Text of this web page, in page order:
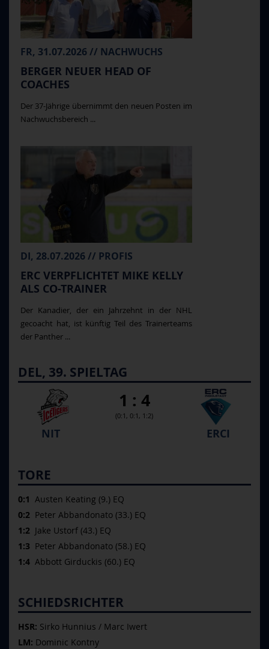
FR, 31.07.2026 // NACHWUCHS
BERGER NEUER HEAD OF
COACHES
Der 37-Jährige übernimmt den neuen Posten im
Nachwuchsbereich ...
DI, 28.07.2026 // PROFIS
ERC VERPFLICHTET MIKE KELLY
ALS CO-TRAINER
Der Kanadier, der ein Jahrzehnt in der NHL
gecoacht hat, ist künftig Teil des Trainerteams
der Panther ...
DEL, 39. SPIELTAG
1 : 4
(0:1, 0:1, 1:2)
NIT ERCI
TORE
0:1 Austen Keating (9.) EQ
0:2 Peter Abbandonato (33.) EQ
1:2 Jake Ustorf (43.) EQ
1:3 Peter Abbandonato (58.) EQ
1:4 Abbott Girduckis (60.) EQ
SCHIEDSRICHTER
HSR: Sirko Hunnius / Marc Iwert
LM: Dominic Kontny